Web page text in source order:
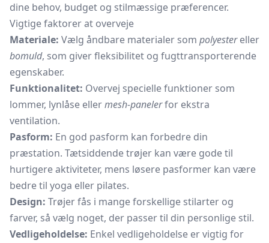
dine behov, budget og stilmæssige præferencer.
Vigtige faktorer at overveje
Materiale: Vælg åndbare materialer som polyestereller
bomuld, som giver fleksibilitet og fugttransporterende
egenskaber.
Funktionalitet: Overvej specielle funktioner som
lommer, lynlåse ellermesh-panelerfor ekstra
ventilation.
Pasform: En god pasform kan forbedre din
præstation. Tætsiddende trøjer kan være gode til
hurtigere aktiviteter, mens løsere pasformer kan være
bedre til yoga eller pilates.
Design: Trøjer fås i mange forskellige stilarter og
farver, så vælg noget, der passer til din personlige stil.
Vedligeholdelse: Enkel vedligeholdelse er vigtig for